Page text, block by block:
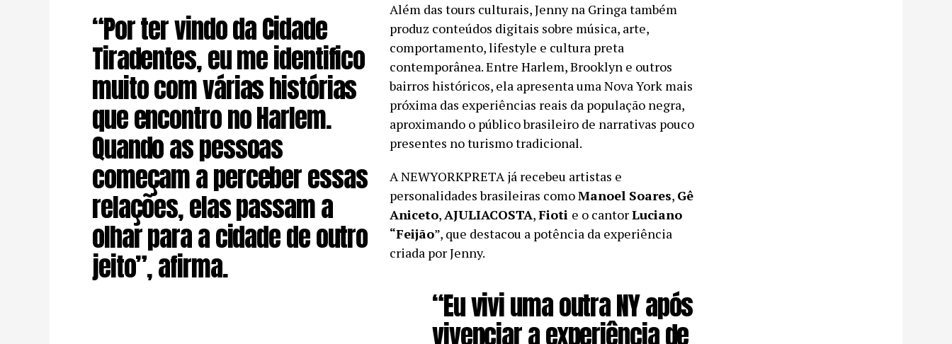
“Por ter vindo da Cidade
Tiradentes, eu me identifico
muito com várias histórias
que encontro no Harlem.
Quando as pessoas
começam a perceber essas
relações, elas passam a
olhar para a cidade de outro
jeito”, afirma.
Além das tours culturais, Jenny na Gringa também
produz conteúdos digitais sobre música, arte,
comportamento, lifestyle e cultura preta
contemporânea. Entre Harlem, Brooklyn e outros
bairros históricos, ela apresenta uma Nova York mais
próxima das experiências reais da população negra,
aproximando o público brasileiro de narrativas pouco
presentes no turismo tradicional.
A NEWYORKPRETA já recebeu artistas e
personalidades brasileiras comoManoel Soares, Gê
Aniceto,AJULIACOSTA,Fioti e o cantorLuciano
“Feijão”, que destacou a potência da experiência
criada por Jenny.
“Eu vivi uma outra NY após
vivenciar a experiência de